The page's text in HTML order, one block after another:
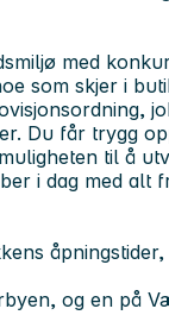
med
som skjer i
Du får trygg
til å
i dag med alt
og en på